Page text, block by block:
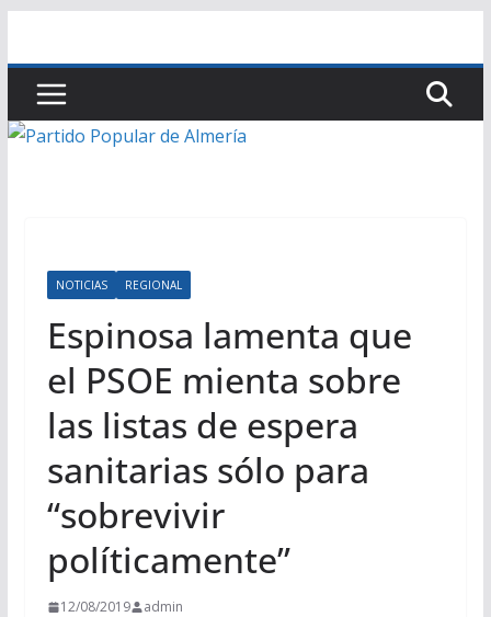
contenido
NOTICIAS REGIONAL
Espinosa lamenta que
el PSOE mienta sobre
las listas de espera
sanitarias sólo para
“sobrevivir
políticamente”
12/08/2019 admin